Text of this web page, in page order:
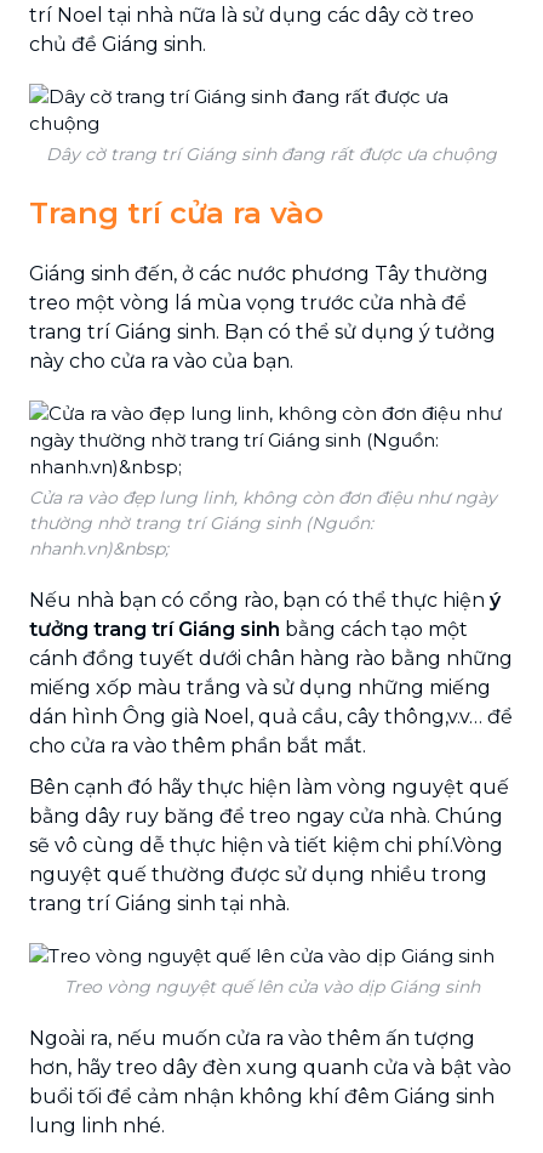
trí Noel tại nhà nữa là sử dụng các dây cờ treo
chủ đề Giáng sinh.
Dây cờ trang trí Giáng sinh đang rất được ưa chuộng
Trang trí cửa ra vào
Giáng sinh đến, ở các nước phương Tây thường
treo một vòng lá mùa vọng trước cửa nhà để
trang trí Giáng sinh. Bạn có thể sử dụng ý tưởng
này cho cửa ra vào của bạn.
Cửa ra vào đẹp lung linh, không còn đơn điệu như ngày
thường nhờ trang trí Giáng sinh (Nguồn:
nhanh.vn)&nbsp;
Nếu nhà bạn có cổng rào, bạn có thể thực hiện ý
tưởng trang trí Giáng sinh bằng cách tạo một
cánh đồng tuyết dưới chân hàng rào bằng những
miếng xốp màu trắng và sử dụng những miếng
dán hình Ông già Noel, quả cầu, cây thông,v.v… để
cho cửa ra vào thêm phần bắt mắt.
Bên cạnh đó hãy thực hiện làm vòng nguyệt quế
bằng dây ruy băng để treo ngay cửa nhà. Chúng
sẽ vô cùng dễ thực hiện và tiết kiệm chi phí.Vòng
nguyệt quế thường được sử dụng nhiều trong
trang trí Giáng sinh tại nhà.
Treo vòng nguyệt quế lên cửa vào dịp Giáng sinh
Ngoài ra, nếu muốn cửa ra vào thêm ấn tượng
hơn, hãy treo dây đèn xung quanh cửa và bật vào
buổi tối để cảm nhận không khí đêm Giáng sinh
lung linh nhé.